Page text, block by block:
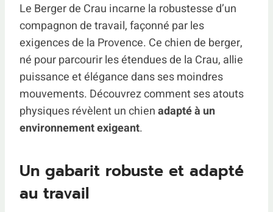
Le Berger de Crau incarne la robustesse d’un
compagnon de travail, façonné par les
exigences de la Provence. Ce chien de berger,
né pour parcourir les étendues de la Crau, allie
puissance et élégance dans ses moindres
mouvements. Découvrez comment ses atouts
physiques révèlent un chienadapté à un
environnement exigeant.
Un gabarit robuste et adapté
au travail